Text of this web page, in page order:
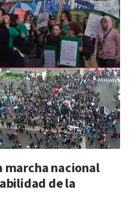
marcha nacional
de la